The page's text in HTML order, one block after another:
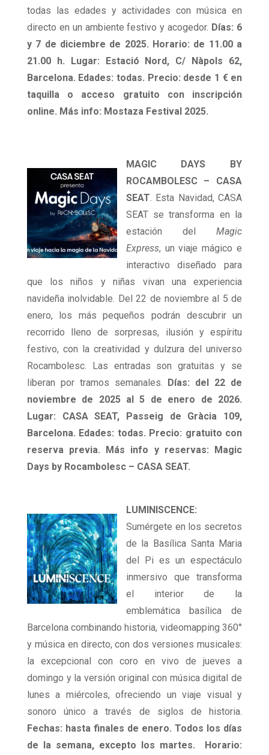
todas las edades y actividades con música en
directo en un ambiente festivo y acogedor. Días: 6
y 7 de diciembre de 2025. Horario: de 11.00 a
21.00 h. Lugar: Estació Nord, C/ Nàpols 62,
Barcelona. Edades: todas. Precio: desde 1 € en
taquilla o acceso gratuito con inscripción
online. Más info: Mostaza Festival 2025.
MAGIC DAYS BY
ROCAMBOLESC – CASA
SEAT. Esta Navidad, CASA
SEAT se transforma en la
estación delMagic
Express, un viaje mágico e
interactivo diseñado para
que los niños y niñas vivan una experiencia
navideña inolvidable. Del 22 de noviembre al 5 de
enero, los más pequeños podrán descubrir un
recorrido lleno de sorpresas, ilusión y espíritu
festivo, con la creatividad y dulzura del universo
Rocambolesc. Las entradas son gratuitas y se
liberan por tramos semanales. Días: del 22 de
noviembre de 2025 al 5 de enero de 2026.
Lugar: CASA SEAT, Passeig de Gràcia 109,
Barcelona. Edades: todas. Precio: gratuito con
reserva previa. Más info y reservas: Magic
Days by Rocambolesc – CASA SEAT.
LUMINISCENCE:
Sumérgete en los secretos
de la Basílica Santa Maria
del Pi es un espectáculo
inmersivo que transforma
el interior de la
emblemática basílica de
Barcelona combinando historia, videomapping 360°
y música en directo, con dos versiones musicales:
la excepcional con coro en vivo de jueves a
domingo y la versión original con música digital de
lunes a miércoles, ofreciendo un viaje visual y
sonoro único a través de siglos de historia.
Fechas: hasta finales de enero. Todos los días
de la semana, excepto los martes. Horario: